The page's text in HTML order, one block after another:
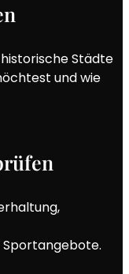
Städte
und wie
Sportangebote.